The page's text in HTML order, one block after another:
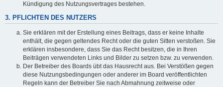
Kündigung des Nutzungsvertrages bestehen.
3. PFLICHTEN DES NUTZERS
Sie erklären mit der Erstellung eines Beitrags, dass er keine Inhalte
enthält, die gegen geltendes Recht oder die guten Sitten verstoßen. Sie
erklären insbesondere, dass Sie das Recht besitzen, die in Ihren
Beiträgen verwendeten Links und Bilder zu setzen bzw. zu verwenden.
Der Betreiber des Boards übt das Hausrecht aus. Bei Verstößen gegen
diese Nutzungsbedingungen oder anderer im Board veröffentlichten
Regeln kann der Betreiber Sie nach Abmahnung zeitweise oder